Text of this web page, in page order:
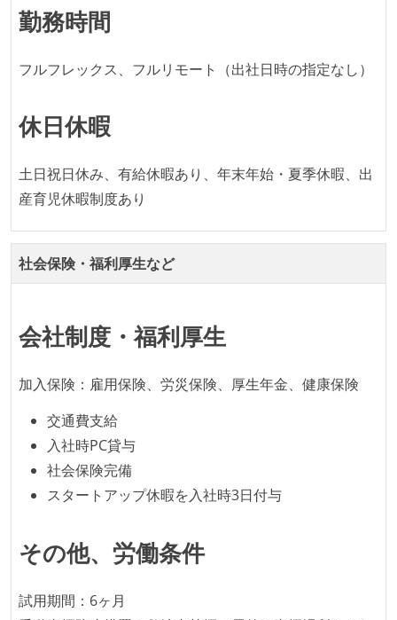
参加している
となって行う
ながら、納期または盛り込む機能を柔軟に調整する形
プロダクトの開発言語やフレームワークなど主要な構
成技術は、基本的に最新版より1年以上ビハインドし
コード品質向上のための取り組み
何らかのコーディング規約をチーム全体で遵守するよ
提出されたコードには自動的にリグレッションテスト
が実行される環境が構築されている
テストの実施度
ほとんどのプロダクトコードに単体テストを記述、実
ほとんどの機能に受け入れテストを記述、実施してい
る
想定される複数環境での品質チェックを義務づけてい
勤務時間
フルフレックス、フルリモート（出社日時の指定なし）
休日休暇
土日祝日休み、有給休暇あり、年末年始・夏季休暇、出
産育児休暇制度あり
社会保険・福利厚生など
会社制度・福利厚生
加入保険：雇用保険、労災保険、厚生年金、健康保険
交通費支給
入社時PC貸与
社会保険完備
スタートアップ休暇を入社時3日付与
その他、労働条件
試用期間：6ヶ月